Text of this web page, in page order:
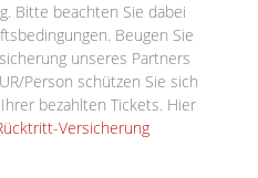
Bitte beachten Sie dabei
Beugen Sie
unseres Partners
Person schützen Sie sich
bezahlten Tickets. Hier
Versicherung